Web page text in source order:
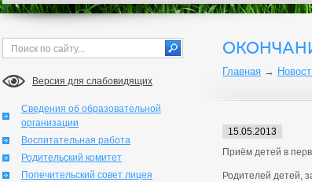
Версия для слабовидящих
Сведения об образовательной
организации
Воспитательная работа
Родительский комитет
Попечительский совет лицея
Главная →
15.05.2013
Приём детей в
Родителей детей,